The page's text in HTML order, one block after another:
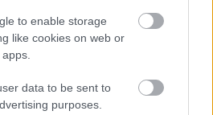
to enable storage
like cookies on web or
data to be sent to
purposes.
csak sajnos adófizetői pénzből: a 250